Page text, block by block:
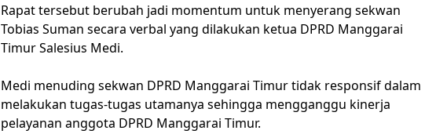
Rapat tersebut berubah jadi momentum untuk menyerang sekwan
Tobias Suman secara verbal yang dilakukan ketua DPRD Manggarai
Timur Salesius Medi.
Medi menuding sekwan DPRD Manggarai Timur tidak responsif dalam
melakukan tugas-tugas utamanya sehingga mengganggu kinerja
pelayanan anggota DPRD Manggarai Timur.